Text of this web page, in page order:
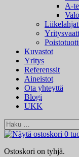
A-
Kuvastot
Yritys
Referenssit
Aineistot
Ota yhteyttä
Blogi
UKK
Haku:
0
Ostoskori on tyhjä.